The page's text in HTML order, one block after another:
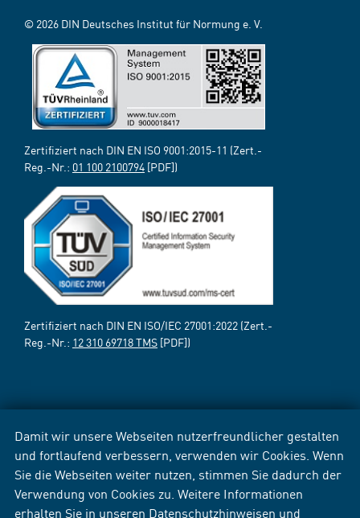
Damit wir unsere Webseiten nutzerfreundlicher gestalten
und fortlaufend verbessern, verwenden wir Cookies. Wenn
Sie die Webseiten weiter nutzen, stimmen Sie dadurch der
Verwendung von Cookies zu. Weitere Informationen
erhalten Sie in unseren Datenschutzhinweisen und
© 2026 DIN Deutsches Institut für Normung e. V.
Zertifiziert nach DIN EN ISO 9001:2015-11 (Zert.-
Reg.-Nr.: 01 100 2100794 [PDF])
Zertifiziert nach DIN EN ISO/IEC 27001:2022 (Zert.-
Reg.-Nr.: 12 310 69718 TMS [PDF])